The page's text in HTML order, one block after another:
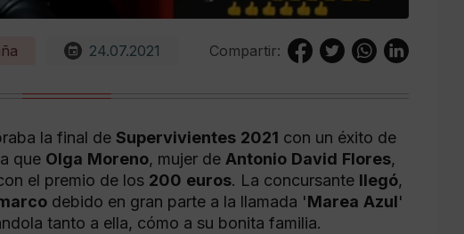
24.07.2021 Compartir:
la final de Supervivientes 2021 con un éxito de
que Olga Moreno, mujer de Antonio David Flores,
el premio de los 200 euros. La concursante llegó,
debido en gran parte a la llamada 'Marea Azul'
tanto a ella, cómo a su bonita familia.